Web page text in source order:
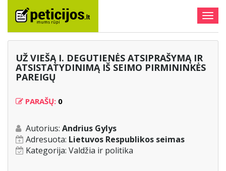
UŽ VIEŠĄ I. DEGUTIENĖS ATSIPRAŠYMĄ IR
ATSISTATYDINIMĄ IŠ SEIMO PIRMININKĖS
PAREIGŲ
PARAŠŲ: 0
Autorius: Andrius Gylys
Adresuota: Lietuvos Respublikos seimas
Kategorija: Valdžia ir politika